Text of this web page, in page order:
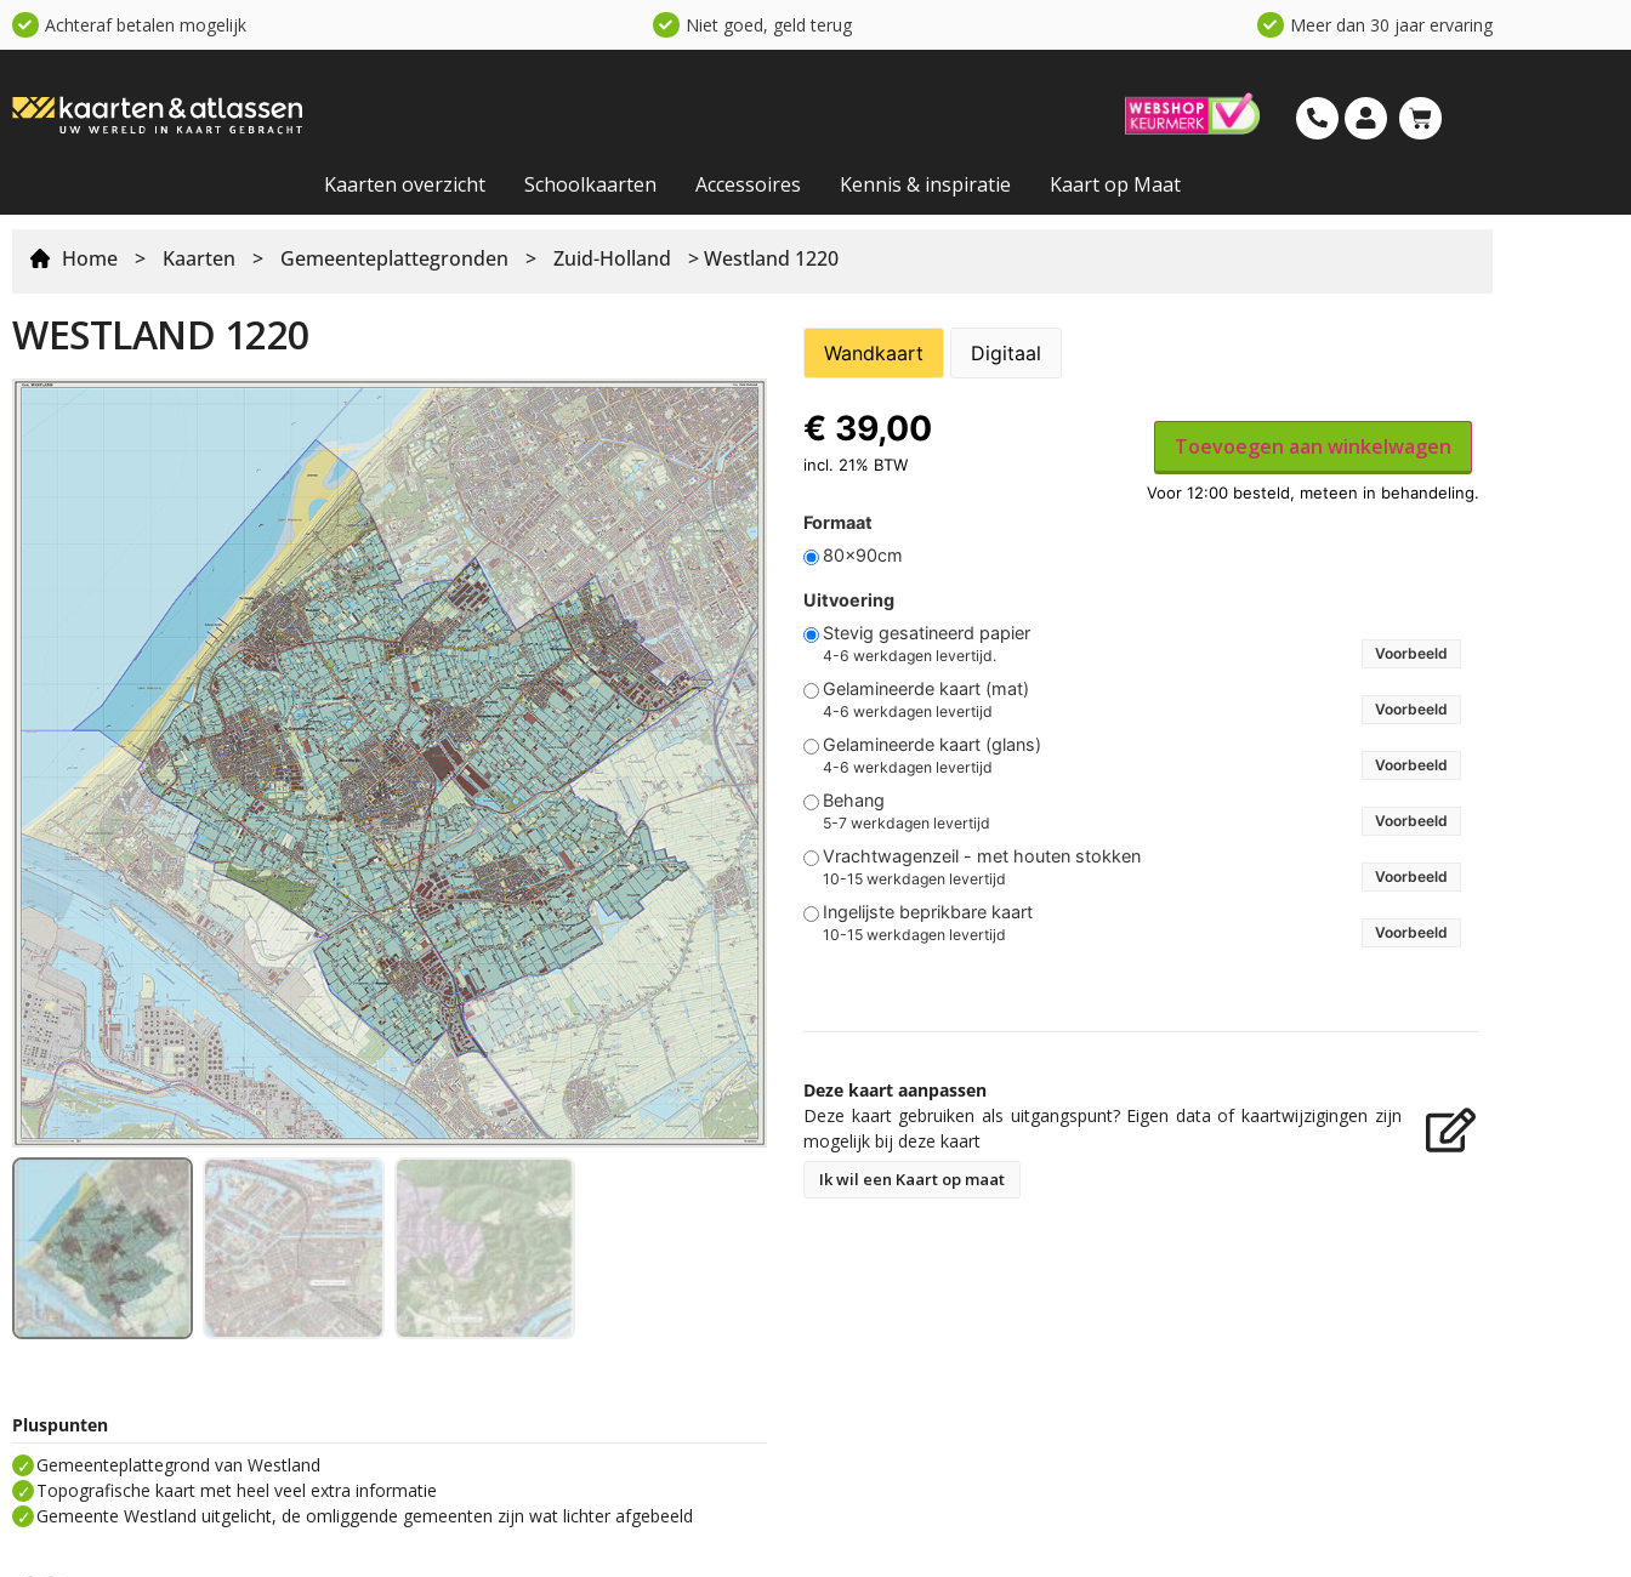
Achteraf betalen mogelijk Niet goed, geld terug Meer dan 30 jaar ervaring
Kaarten overzicht Schoolkaarten Accessoires Kennis & inspiratie Kaart op Maat
Home > Kaarten > Gemeenteplattegronden > Zuid-Holland > Westland 1220
WESTLAND 1220
Pluspunten
Gemeenteplattegrond van Westland
Topografische kaart met heel veel extra informatie
Gemeente Westland uitgelicht, de omliggende gemeenten zijn wat lichter afgebeeld
Wandkaart Digitaal
Formaat
80x90cm
Uitvoering
Stevig gesatineerd papier
4-6 werkdagen levertijd. Voorbeeld
Gelamineerde kaart (mat)
4-6 werkdagen levertijd Voorbeeld
Gelamineerde kaart (glans)
4-6 werkdagen levertijd Voorbeeld
Behang
5-7 werkdagen levertijd Voorbeeld
Vrachtwagenzeil - met houten stokken
10-15 werkdagen levertijd Voorbeeld
Ingelijste beprikbare kaart
10-15 werkdagen levertijd Voorbeeld
€ 39,00
incl. 21% BTW
Toevoegen aan winkelwagen
Deze kaart aanpassen
Deze kaart gebruiken als uitgangspunt? Eigen data of kaartwijzigingen zijn
mogelijk bij deze kaart
Ik wil een Kaart op maat